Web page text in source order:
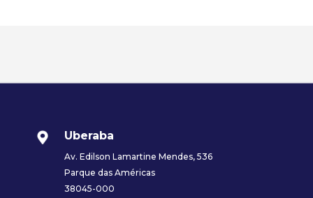
Uberaba
Av. Edilson Lamartine Mendes, 536
Parque das Américas
38045-000